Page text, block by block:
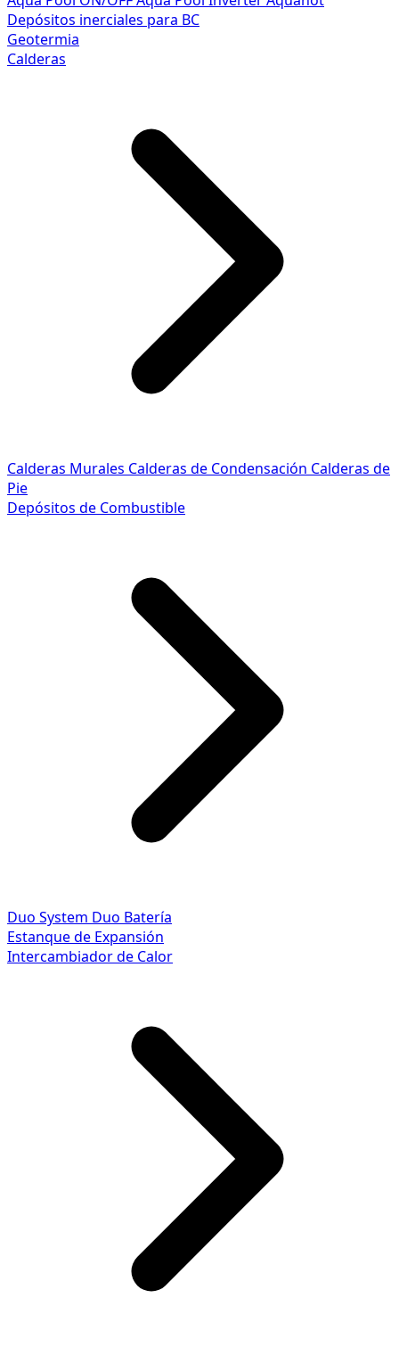
Depósitos inerciales para BC
Geotermia
Calderas
Calderas Murales Calderas de Condensación Calderas de
Pie
Depósitos de Combustible
Duo System Duo Batería
Estanque de Expansión
Intercambiador de Calor